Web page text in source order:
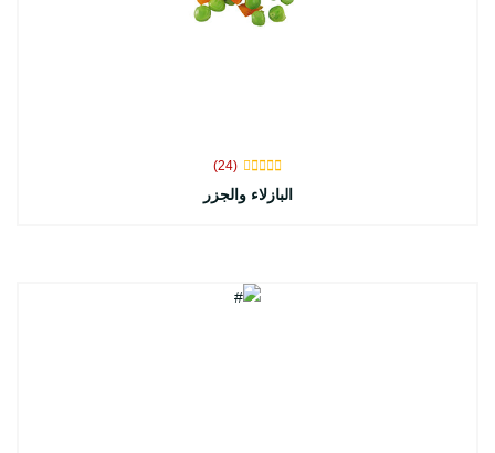
(24)
البازلاء والجزر